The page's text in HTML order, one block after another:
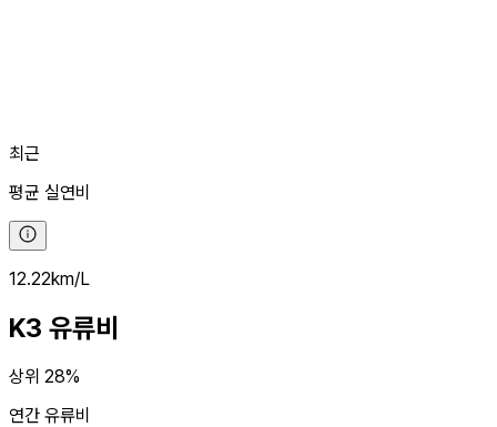
최근
평균 실연비
12.22km/L
K3 유류비
상위 28%
연간 유류비